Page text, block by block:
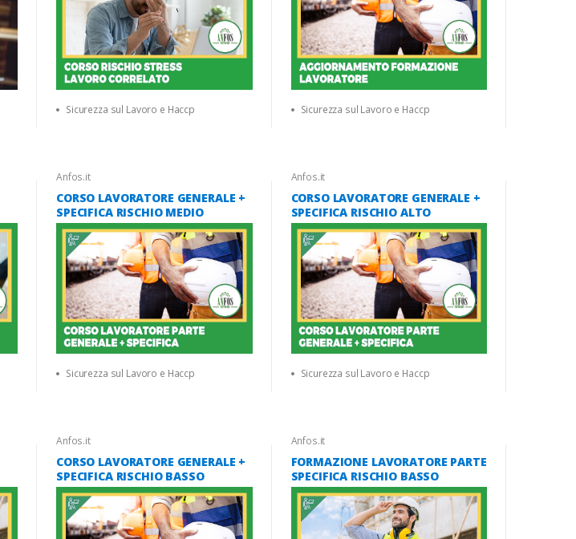
Sicurezza sul Lavoro e Haccp Sicurezza sul Lavoro e Haccp
Anfos.it
CORSO LAVORATORE GENERALE +
SPECIFICA RISCHIO MEDIO
Sicurezza sul Lavoro e Haccp
Anfos.it
CORSO LAVORATORE GENERALE +
SPECIFICA RISCHIO ALTO
Sicurezza sul Lavoro e Haccp
Anfos.it
CORSO LAVORATORE GENERALE +
SPECIFICA RISCHIO BASSO
Anfos.it
FORMAZIONE LAVORATORE PARTE
SPECIFICA RISCHIO BASSO